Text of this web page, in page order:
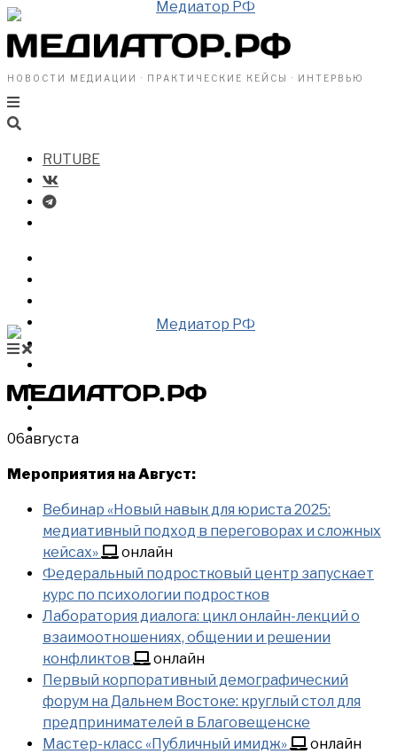
НОВОСТИ МЕДИАЦИИ · ПРАКТИЧЕСКИЕ КЕЙСЫ · ИНТЕРВЬЮ
RUTUBE
ВИДЕО
06августа
Мероприятия на Август:
Вебинар «Новый навык для юриста 2025:
медиативный подход в переговорах и сложных
кейсах»
онлайн
Федеральный подростковый центр запускает
курс по психологии подростков
Лаборатория диалога: цикл онлайн-лекций о
взаимоотношениях, общении и решении
конфликтов
онлайн
Первый корпоративный демографический
форум на Дальнем Востоке: круглый стол для
предпринимателей в Благовещенске
Мастер-класс «Публичный имидж»
онлайн